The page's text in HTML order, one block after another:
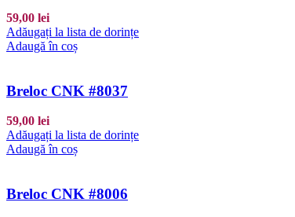
59,00 lei
Adăugați la lista de dorințe
Adaugă în coș
Breloc CNK #8037
59,00 lei
Adăugați la lista de dorințe
Adaugă în coș
Breloc CNK #8006